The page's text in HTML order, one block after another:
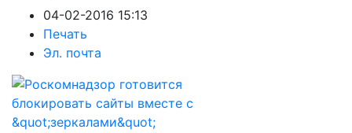
04-02-2016 15:13
Печать
Эл. почта